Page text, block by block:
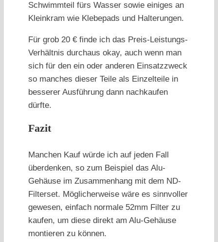
Schwimmteil fürs Wasser sowie einiges an
Kleinkram wie Klebepads und Halterungen.
Für grob 20 € finde ich das Preis-Leistungs-
Verhältnis durchaus okay, auch wenn man
sich für den ein oder anderen Einsatzzweck
so manches dieser Teile als Einzelteile in
besserer Ausführung dann nachkaufen
dürfte.
Fazit
Manchen Kauf würde ich auf jeden Fall
überdenken, so zum Beispiel das Alu-
Gehäuse im Zusammenhang mit dem ND-
Filterset. Möglicherweise wäre es sinnvoller
gewesen, einfach normale 52mm Filter zu
kaufen, um diese direkt am Alu-Gehäuse
montieren zu können.